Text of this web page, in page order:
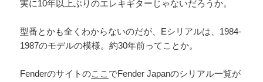
実に10年以上ぶりのエレキギターじゃないだろうか。
型番とかも全くわからないのだが、Eシリアルは、1984-
1987のモデルの模様。約30年前ってことか。
Fenderのサイトのここ でFender Japanのシリアル一覧が